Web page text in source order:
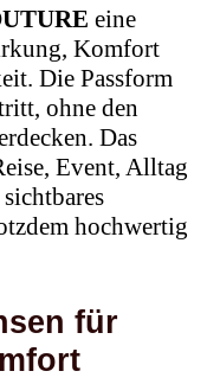
eine
Komfort
Die Passform
ohne den
Das
Event, Alltag
hochwertig
für